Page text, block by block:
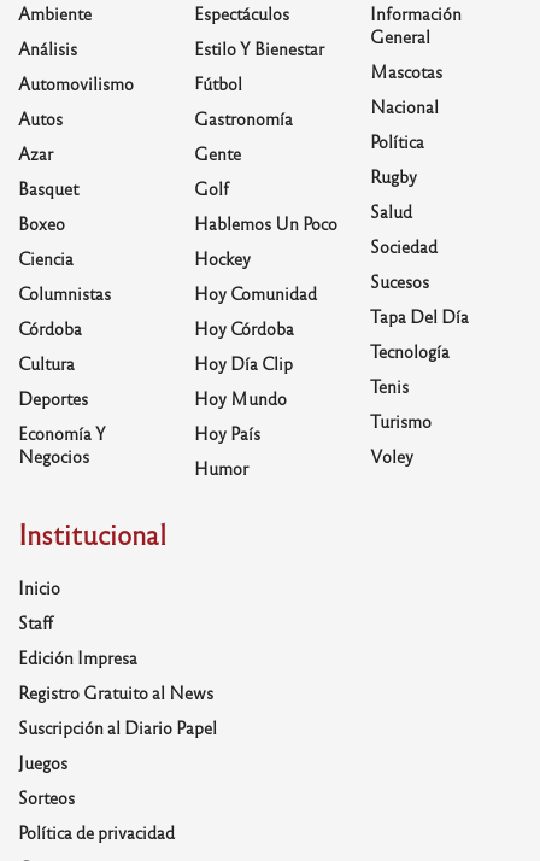
Ambiente
Análisis
Automovilismo
Autos
Azar
Basquet
Boxeo
Ciencia
Columnistas
Córdoba
Cultura
Deportes
Economía Y
Negocios
Espectáculos
Estilo Y Bienestar
Fútbol
Gastronomía
Gente
Golf
Hablemos Un Poco
Hockey
Hoy Comunidad
Hoy Córdoba
Hoy Día Clip
Hoy Mundo
Hoy País
Humor
Información
General
Mascotas
Nacional
Política
Rugby
Salud
Sociedad
Sucesos
Tapa Del Día
Tecnología
Tenis
Turismo
Voley
Institucional
Inicio
Staff
Edición Impresa
Registro Gratuito al News
Suscripción al Diario Papel
Juegos
Sorteos
Política de privacidad